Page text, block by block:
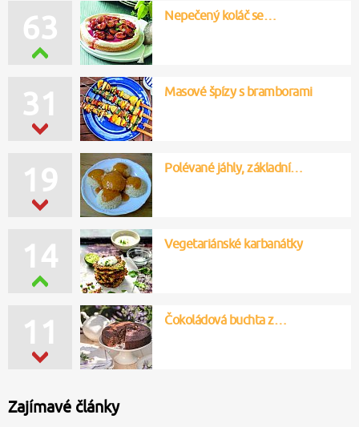
63 Nepečený koláč se…
31 Masové špízy s bramborami
19 Polévané jáhly, základní…
14 Vegetariánské karbanátky
11 Čokoládová buchta z…
Zajímavé články